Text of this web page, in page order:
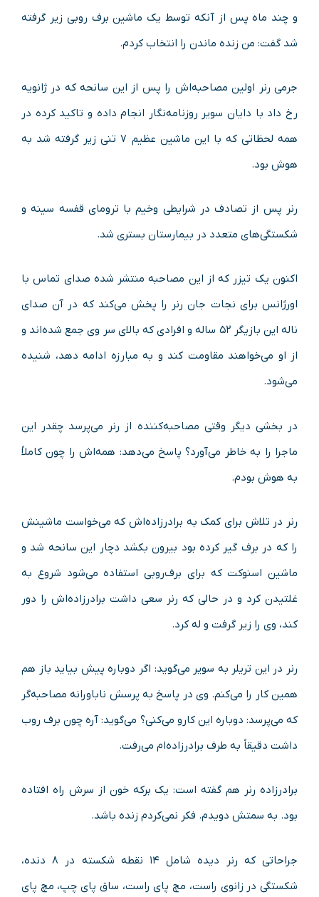
و چند ماه پس از آنکه توسط یک ماشین برف روبی زیر گرفته
شد گفت: من زنده ماندن را انتخاب کردم.
جرمی رنر اولین مصاحبه‌اش را پس از این سانحه که در ژانویه
رخ داد با دایان سویر روزنامه‌نگار انجام داده و تاکید کرده در
همه لحظاتی که با این ماشین عظیم ۷ تنی زیر گرفته شد به
هوش بود.
رنر پس از تصادف در شرایطی وخیم با ترومای قفسه سینه و
شکستگی‌های متعدد در بیمارستان بستری شد.
اکنون یک تیزر که از این مصاحبه منتشر شده صدای تماس با
اورژانس برای نجات جان رنر را پخش می‌کند که در آن صدای
ناله این بازیگر ۵۲ ساله و افرادی که بالای سر وی جمع شده‌اند و
از او می‌خواهند مقاومت کند و به مبارزه ادامه دهد، شنیده
می‌شود.
در بخشی دیگر وقتی مصاحبه‌کننده از رنر می‌پرسد چقدر این
ماجرا را به خاطر می‌آورد؟ پاسخ می‌دهد: همه‌اش را چون کاملاً
به هوش بودم.
رنر در تلاش برای کمک به برادرزاده‌اش که می‌خواست ماشینش
را که در برف گیر کرده بود بیرون بکشد دچار این سانحه شد و
ماشین اسنوکت که برای برف‌روبی استفاده می‌شود شروع به
غلتیدن کرد و در حالی که رنر سعی داشت برادرزاده‌اش را دور
کند، وی را زیر گرفت و له کرد.
رنر در این تریلر به سویر می‌گوید: اگر دوباره پیش بیاید باز هم
همین کار را می‌کنم. وی در پاسخ به پرسش ناباورانه مصاحبه‌گر
که می‌پرسد: دوباره این کارو می‌کنی؟ می‌گوید: آره چون برف روب
داشت دقیقاً به طرف برادرزاده‌ام می‌رفت.
برادرزاده رنر هم گفته است: یک برکه خون از سرش راه افتاده
بود. به سمتش دویدم. فکر نمی‌کردم زنده باشد.
جراحاتی که رنر دیده شامل ۱۴ نقطه شکسته در ۸ دنده،
شکستگی در زانوی راست، مچ پای راست، ساق پای چپ، مچ پای